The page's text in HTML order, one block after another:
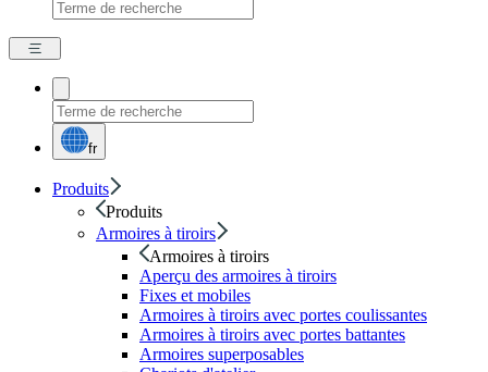
fr
Produits
Produits
Armoires à tiroirs
Armoires à tiroirs
Aperçu des armoires à tiroirs
Fixes et mobiles
Armoires à tiroirs avec portes coulissantes
Armoires à tiroirs avec portes battantes
Armoires superposables